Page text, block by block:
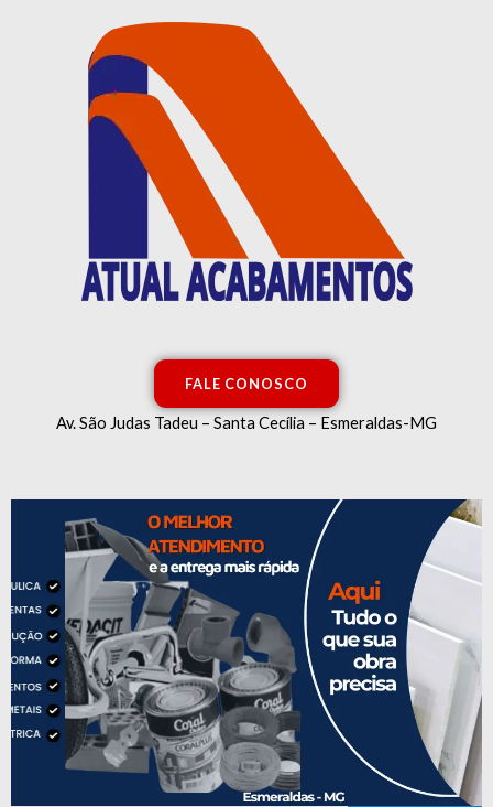
FALE CONOSCO
Av. São Judas Tadeu – Santa Cecília – Esmeraldas-MG
por
mais
recente